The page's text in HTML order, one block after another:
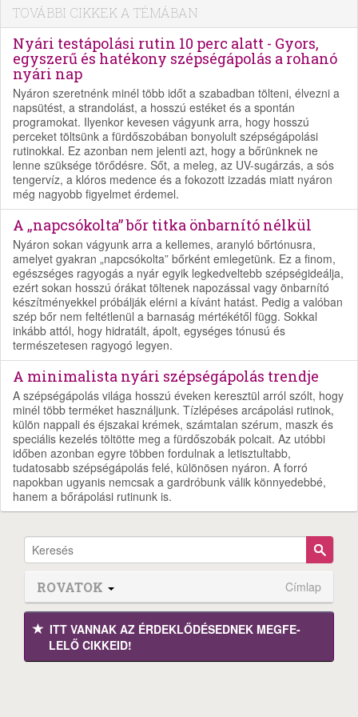
TOVÁBBI CIKKEK A TÉMÁBAN
Nyári testápolási rutin 10 perc alatt - Gyors,
egyszerű és hatékony szépségápolás a rohanó
nyári nap
Nyáron szeretnénk minél több időt a szabadban tölteni, élvezni a
napsütést, a strandolást, a hosszú estéket és a spontán
programokat. Ilyenkor kevesen vágyunk arra, hogy hosszú
perceket töltsünk a fürdőszobában bonyolult szépségápolási
rutinokkal. Ez azonban nem jelenti azt, hogy a bőrünknek ne
lenne szüksége törődésre. Sőt, a meleg, az UV-sugárzás, a sós
tengervíz, a klóros medence és a fokozott izzadás miatt nyáron
még nagyobb figyelmet érdemel.
A „napcsókolta” bőr titka önbarnító nélkül
Nyáron sokan vágyunk arra a kellemes, aranyló bőrtónusra,
amelyet gyakran „napcsókolta” bőrként emlegetünk. Ez a finom,
egészséges ragyogás a nyár egyik legkedveltebb szépségideálja,
ezért sokan hosszú órákat töltenek napozással vagy önbarnító
készítményekkel próbálják elérni a kívánt hatást. Pedig a valóban
szép bőr nem feltétlenül a barnaság mértékétől függ. Sokkal
inkább attól, hogy hidratált, ápolt, egységes tónusú és
természetesen ragyogó legyen.
A minimalista nyári szépségápolás trendje
A szépségápolás világa hosszú éveken keresztül arról szólt, hogy
minél több terméket használjunk. Tízlépéses arcápolási rutinok,
külön nappali és éjszakai krémek, számtalan szérum, maszk és
speciális kezelés töltötte meg a fürdőszobák polcait. Az utóbbi
időben azonban egyre többen fordulnak a letisztultabb,
tudatosabb szépségápolás felé, különösen nyáron. A forró
napokban ugyanis nemcsak a gardróbunk válik könnyedebbé,
hanem a bőrápolási rutinunk is.
ROVATOK Címlap
ITT VANNAK AZ ÉRDEK­LŐDÉ­SEDNEK MEGFE­
LELŐ CIKKEID!